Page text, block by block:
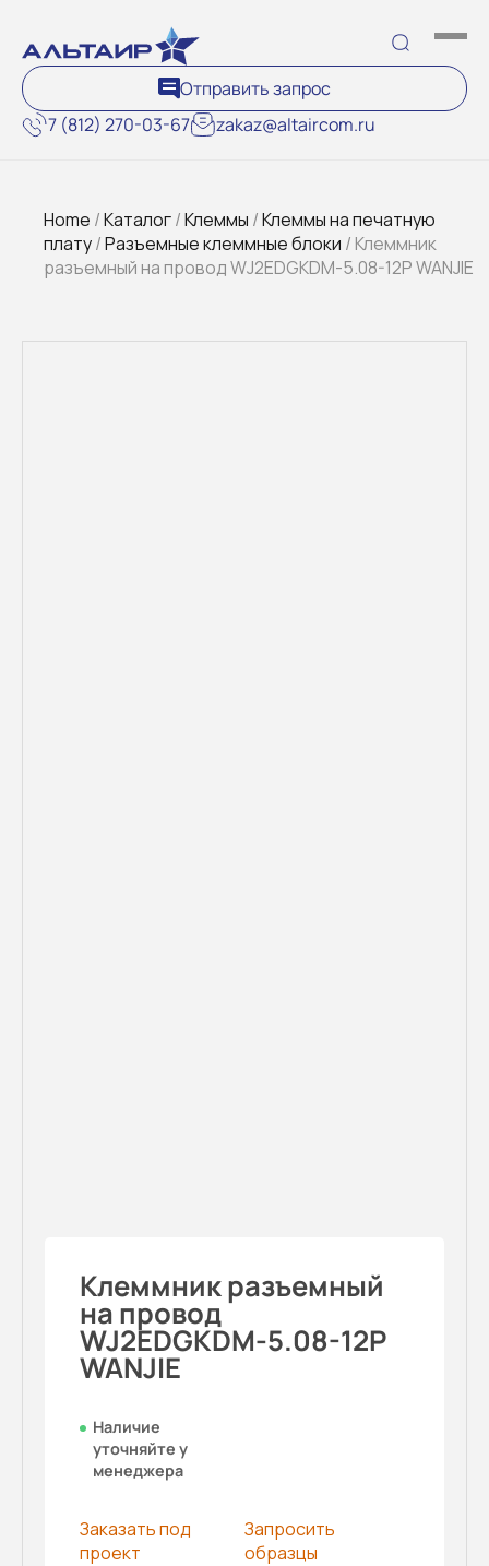
7 (812) 270-03-67 zakaz@altaircom.ru
Отправить запрос
Home /Каталог/Клеммы /Клеммы на печатную
плату/Разъемные клеммные блоки / Клеммник
разъемный на провод WJ2EDGKDM-5.08-12P WANJIE
Клеммник разъемный
на провод
WJ2EDGKDM-5.08-12P
WANJIE
Наличие
уточняйте у
менеджера
Заказать под
проект
Запросить
образцы